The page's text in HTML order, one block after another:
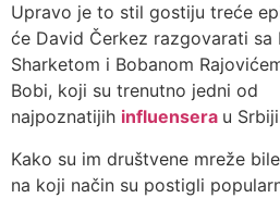
Upravo je to stil gostiju treće
će David Čerkez razgovarati sa
Sharketom i Bobanom
Bobi, koji su trenutno jedni od
najpoznatijih influensera u
Kako su im društvene mreže
na koji način su postigli